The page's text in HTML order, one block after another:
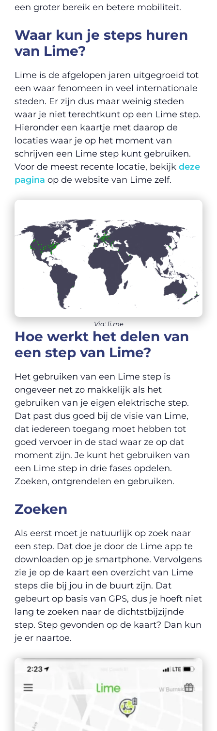
een groter bereik en betere mobiliteit.
Waar kun je steps huren
van Lime?
Lime is de afgelopen jaren uitgegroeid tot
een waar fenomeen in veel internationale
steden. Er zijn dus maar weinig steden
waar je niet terechtkunt op een Lime step.
Hieronder een kaartje met daarop de
locaties waar je op het moment van
schrijven een Lime step kunt gebruiken.
Voor de meest recente locatie, bekijk deze
pagina op de website van Lime zelf.
Via: li.me
Hoe werkt het delen van
een step van Lime?
Het gebruiken van een Lime step is
ongeveer net zo makkelijk als het
gebruiken van je eigen elektrische step.
Dat past dus goed bij de visie van Lime,
dat iedereen toegang moet hebben tot
goed vervoer in de stad waar ze op dat
moment zijn. Je kunt het gebruiken van
een Lime step in drie fases opdelen.
Zoeken, ontgrendelen en gebruiken.
Zoeken
Als eerst moet je natuurlijk op zoek naar
een step. Dat doe je door de Lime app te
downloaden op je smartphone. Vervolgens
zie je op de kaart een overzicht van Lime
steps die bij jou in de buurt zijn. Dat
gebeurt op basis van GPS, dus je hoeft niet
lang te zoeken naar de dichtstbijzijnde
step. Step gevonden op de kaart? Dan kun
je er naartoe.